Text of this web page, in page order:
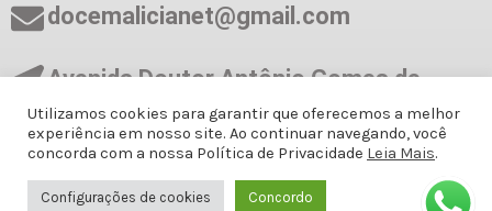
docemalicianet@gmail.com
Avenida Doutor Antônio Gomes de
Barros, Antiga Amélia Rosa, 651 - 1º
ANDAR SALA 8 - Jatiúca, Maceió - AL,
57036-001
Utilizamos cookies para garantir que oferecemos a melhor
experiência em nosso site. Ao continuar navegando, você
concorda com a nossa Política de Privacidade Leia Mais.
Configurações de cookies Concordo